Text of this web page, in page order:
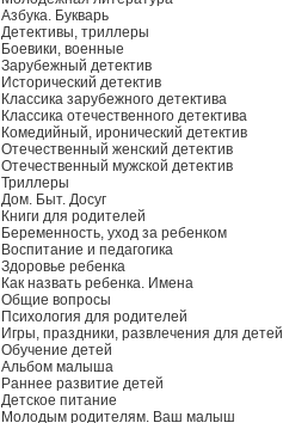
Азбука. Букварь
Детективы, триллеры
Боевики, военные
Зарубежный детектив
Исторический детектив
Классика зарубежного детектива
Классика отечественного детектива
Комедийный, иронический детектив
Отечественный женский детектив
Отечественный мужской детектив
Триллеры
Дом. Быт. Досуг
Книги для родителей
Беременность, уход за ребенком
Воспитание и педагогика
Здоровье ребенка
Как назвать ребенка. Имена
Общие вопросы
Психология для родителей
Игры, праздники, развлечения для детей
Обучение детей
Альбом малыша
Раннее развитие детей
Детское питание
Молодым родителям. Ваш малыш